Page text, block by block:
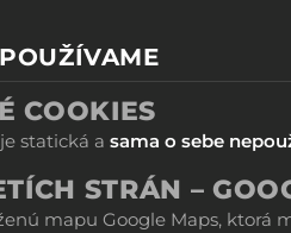
COOKIES
statická a sama o sebe
STRÁN –
mapu Google Maps, ktorá